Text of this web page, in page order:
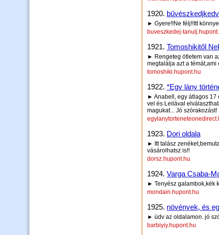
1920.
► Gyere!!Ne félj!!Itt
buveszkedej-
1921. Tomoshikitől
► Rengeteg ötletem van
megtalálja azt a témát,ami
tomoshiki.hupont.hu
1922. *Egy lány
► Anabell, egy átlagos 17
vel és Leilával
magukat... Jó szórakozást!
1923. Dori oldala
► Itt talász
vásárolhatsz is!!
dorsz.hupont.hu
1924. Varga Csaba-
► Tenyész galambok,kék
mondain.hupont.hu
1925. növények, és
► üdv az oldalamon. jó
barbiyiy.hupont.hu